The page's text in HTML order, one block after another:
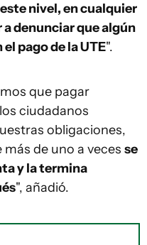
nivel, en cualquier
denunciar que algún
pago de la UTE".
que pagar
ciudadanos
obligaciones,
de uno a veces se
y la termina
", añadió.